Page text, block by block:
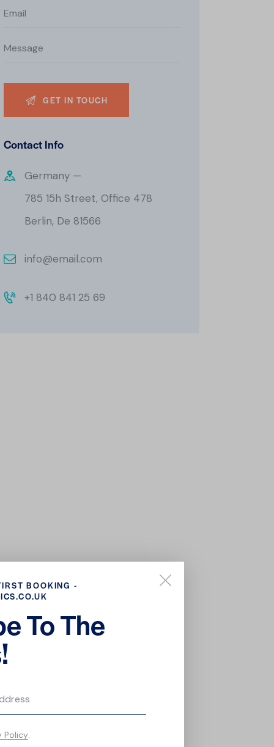
Contact Info
Germany —
785 15h Street, Office 478
Berlin, De 81566
info@email.com
+1 840 841 25 69
BOOKING -
To The
Policy.